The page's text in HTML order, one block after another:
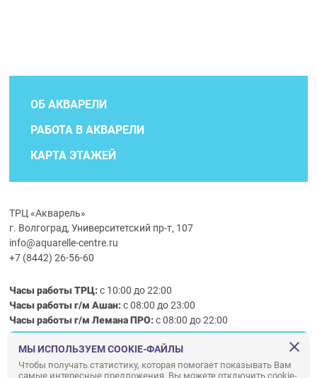
ОБ АКВАРЕЛИ
РАБОТА В АКВАРЕЛИ
КАРТА ЭТАЖЕЙ
ТРЦ «Акварель»
г. Волгоград, Университетский пр-т, 107
info@aquarelle-centre.ru
+7 (8442) 26-56-60
Часы работы ТРЦ:с 10:00 до 22:00
Часы работы г/м Ашан:с 08:00 до 23:00
Часы работыг/мЛемана ПРО:с 08:00 до 22:00
Правила посещения ТРЦ «Акварель»
МЫ ИСПОЛЬЗУЕМ COOKIE-ФАЙЛЫ
Чтобы получать статистику, которая помогает показывать Вам
самые интересные предложения. Вы можете отключить cookie-